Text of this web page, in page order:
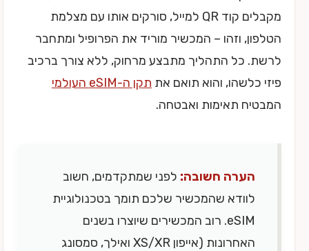
מקבלים קוד QR למייל, סורקים אותו עם מצלמת
הטלפון, וזהו – המכשיר מוריד את הפרופיל ומתחבר
לרשת. כל התהליך מתבצע מרחוק, ללא צורך ברכיב
פיזי כלשהו, והוא תואם את תקן ה-eSIM העולמי
המבטיח תאימות ואבטחה.
הערה חשובה: לפני שמתקדמים, חשוב
לוודא שהמכשיר שלכם תומך בטכנולוגיית
eSIM. רוב המכשירים שיוצרו בשנים
האחרונות (אייפון XS/XR ואילך, סמסונג